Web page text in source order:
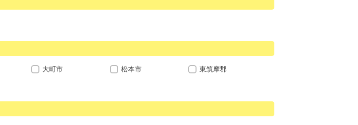
大町市 松本市
東筑摩郡